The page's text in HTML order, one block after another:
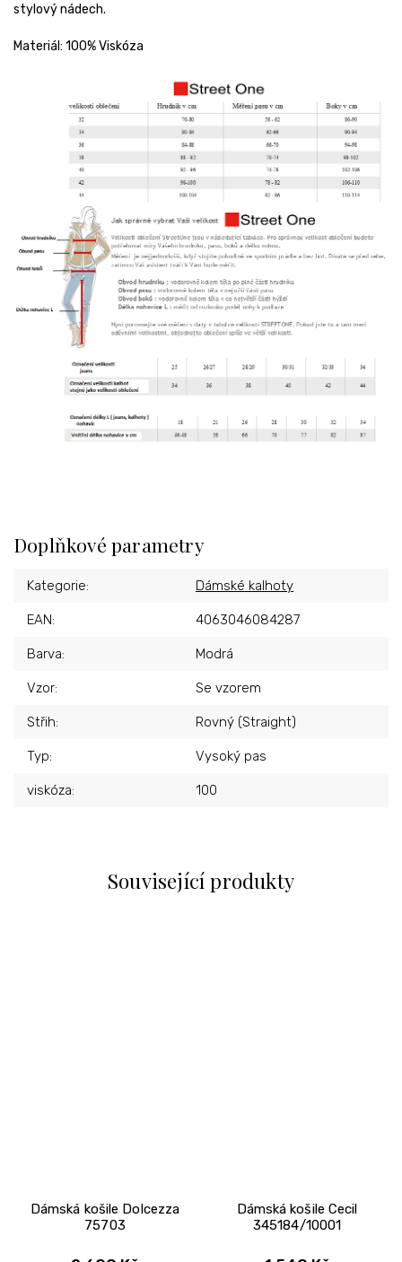
Související produkty
Dámská košile Dolcezza
75703
Dámská košile Cecil
345184/10001
stylový nádech.
Materiál: 100% Viskóza
Doplňkové parametry
Kategorie: Dámské kalhoty
EAN: 4063046084287
Barva: Modrá
Vzor: Se vzorem
Střih: Rovný (Straight)
Typ: Vysoký pas
viskóza: 100